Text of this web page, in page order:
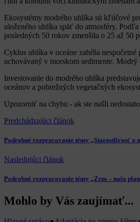
Ekosystémy modrého uhlíka sú kľúčové
uloženého uhlíka späť do atmosféry.
posledných 50 rokov zmenšila o 25 až 50
Cyklus uhlíka v oceáne zahŕňa
uchovávaný v morskom sedimente.
Investovanie do modrého uhlíka
oceánov a pobrežných vegetačných
Upozorniť na chybu - ak ste našli
Predchádzajúci článok
Podrobné rozpracovanie témy „Starostlivosť o
Nasledujúci článok
Podrobné rozpracovanie témy „Zem – naša
Mohlo by Vás zaujímať...